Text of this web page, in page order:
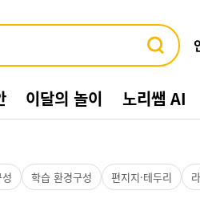
이달의 놀이 노리쌤 AI
학습 환경구성 편지지·테두리